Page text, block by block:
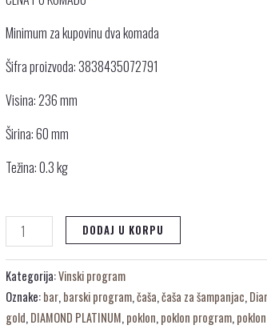
Minimum za kupovinu dva komada
Šifra proizvoda: 3838435072791
Visina: 236 mm
Širina: 60 mm
Težina: 0.3 kg
DODAJ U KORPU
Kategorija:Vinski program
Oznake:bar,barski program,čaša,čaša za šampanjac,
gold,DIAMOND PLATINUM,poklon,poklon program,